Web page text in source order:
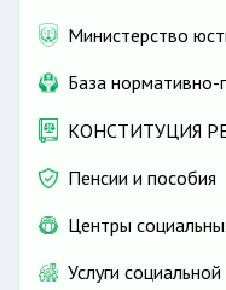
Министерство
База нормативно-
КОНСТИТУЦИЯ
Пенсии и пособия
Центры
Услуги